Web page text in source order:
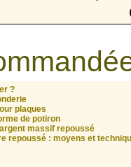
?
plaques
de potiron
massif repoussé
repoussé : moyens et